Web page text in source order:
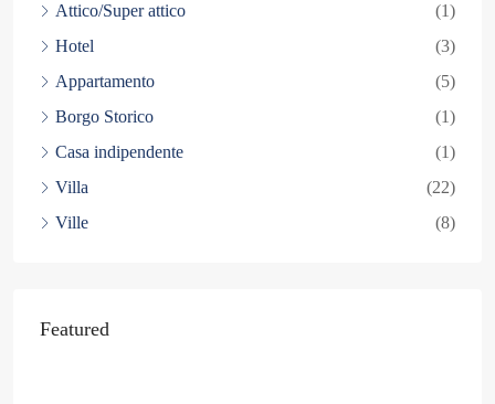
Attico/Super attico
(1)
Hotel
(3)
Appartamento
(5)
Borgo Storico
(1)
Casa indipendente
(1)
Villa
(22)
Ville
(8)
Featured